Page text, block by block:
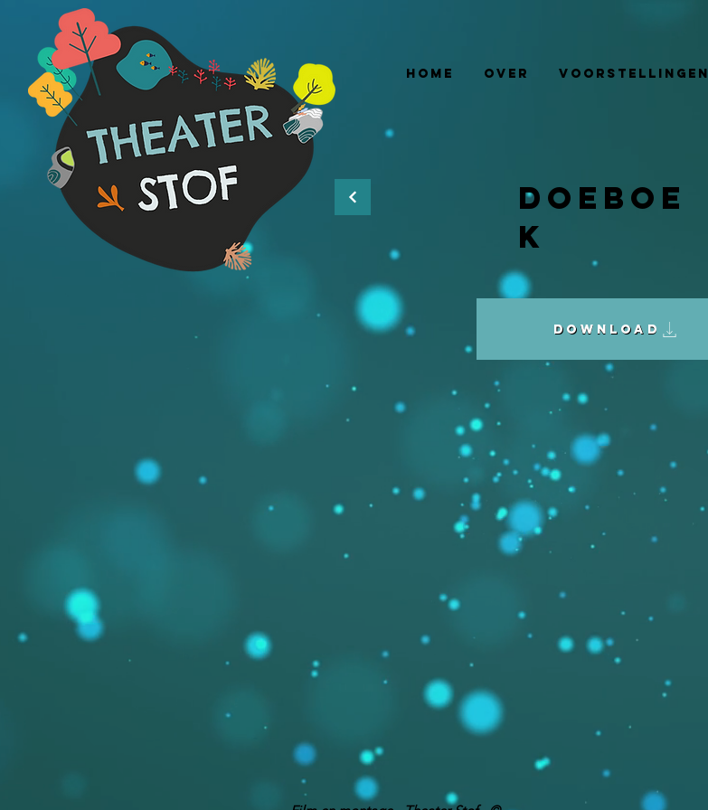
Home Over Voorstellingen
Doeboe
k
Download